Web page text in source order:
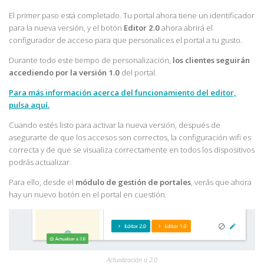
El primer paso está completado. Tu portal ahora tiene un identificador
para la nueva versión, y el botón Editor 2.0ahora abrirá el
configurador de acceso para que personalices el portal a tu gusto.
Durante todo este tiempo de personalización, los clientes seguirán
accediendo por la versión 1.0 del portal.
Para más información acerca del funcionamiento del editor,
pulsa aquí.
Cuando estés listo para activar la nueva versión, después de
asegurarte de que los accesos son correctos, la configuración wifi es
correcta y de que se visualiza correctamente en todos los dispositivos
podrás actualizar.
Para ello, desde el módulo de gestión de portales, verás que ahora
hay un nuevo botón en el portal en cuestión.
Actualización a 2.0